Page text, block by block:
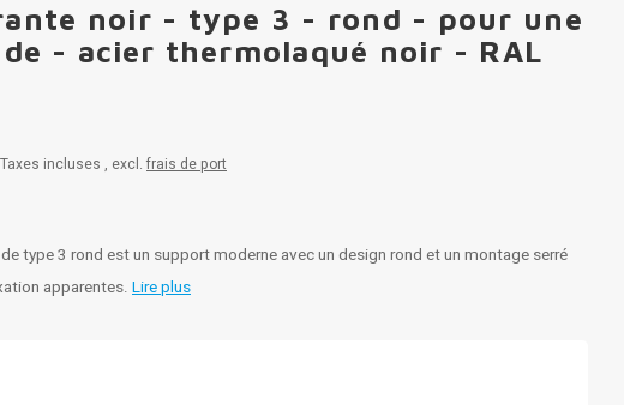
noir - type 3 - rond - pour une
- acier thermolaqué noir - RAL
Taxes incluses , excl. frais de port
type 3 rond est un support moderne avec un design rond et un montage serré
apparentes. Lire plus